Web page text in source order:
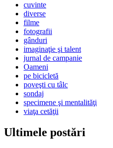
cuvinte
diverse
filme
fotografii
gânduri
imaginaţie şi talent
jurnal de campanie
Oameni
pe bicicletă
poveşti cu tâlc
sondaj
specimene şi mentalităţi
viaţa cetăţii
Ultimele postări